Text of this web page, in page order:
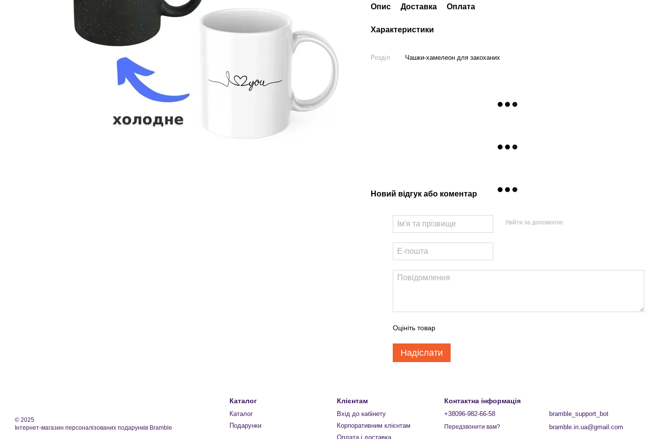
Опис Доставка Оплата
Характеристики
Розділ Чашки-хамелеон для закоханих
Новий відгук або коментар
Увійти за допомогою
Оцініть товар
Надіслати
© 2025
Інтернет-магазин персоналізованих подарунків Bramble
Каталог
Каталог
Подарунки
Клієнтам
Вхід до кабінету
Корпоративним клієнтам
Оплата і доставка
Контактна інформація
+38096-982-66-58
Передзвонити вам?
bramble_support_bot
bramble.in.ua@gmail.com